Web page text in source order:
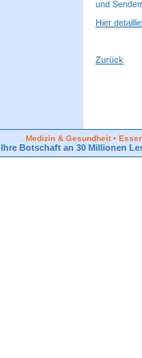
und
Hier
Zurück
Medizin & Gesundheit •
Ihre Botschaft an 30 Millionen